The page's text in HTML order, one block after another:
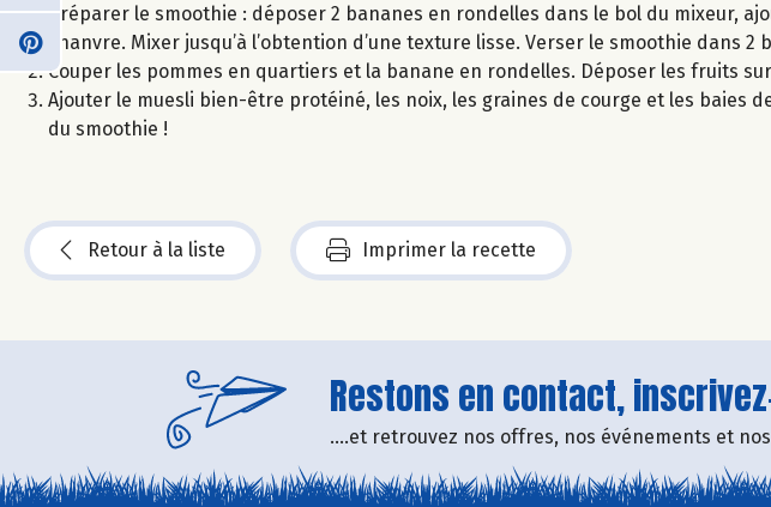
Préparer le smoothie : déposer 2 bananes en rondelles dans le bol du mixeur,
chanvre. Mixer jusqu’à l’obtention d’une texture lisse. Verser le smoothie dans
Couper les pommes en quartiers et la banane en rondelles. Déposer les fruits
Ajouter le muesli bien-être protéiné, les noix, les graines de courge et les baies
du smoothie !
Retour à la liste Imprimer la recette
Restons en contact,
....et retrouvez nos offres, nos événements et